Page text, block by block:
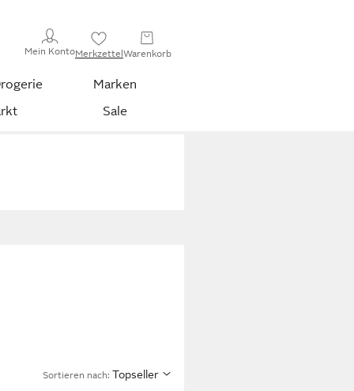
Mein KontoMerkzettelWarenkorb
Marken
Sale
Sortieren nach: Topseller